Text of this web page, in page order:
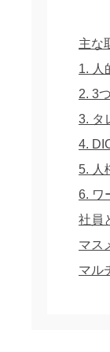
主な
1. 人
2. 3
3. タ
4.
5. 人
6. ワ
社員
マス
マル